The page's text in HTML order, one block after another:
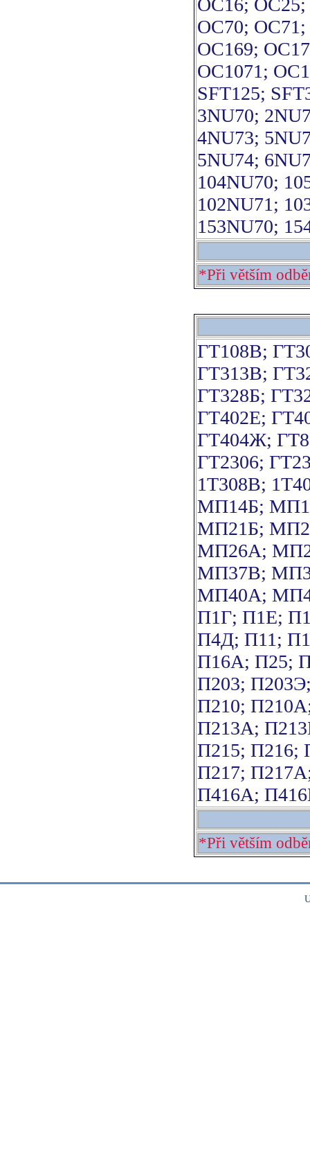
OC16;
OC70;
OC169;
OC1071;
SFT125;
3NU70;
4NU73;
5NU74;
104NU70;
102NU71;
153NU70;
*Při větším
ГТ108В;
ГТ313В;
ГТ328Б;
ГТ402Е;
ГТ404Ж;
ГТ2306;
1Т308В;
МП14Б;
МП21Б;
МП26А;
МП37В;
МП40А;
П1Г; П1Е;
П4Д; П11;
П16А; П25;
П203;
П210;
П213А;
П215; П216;
П217;
П416А;
*Při větším